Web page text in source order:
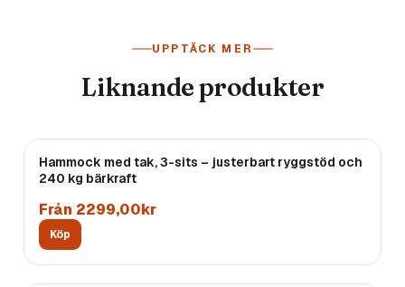
UPPTÄCK MER
Liknande produkter
Hammock med tak, 3-sits – justerbart ryggstöd och
240 kg bärkraft
Från 2299,00kr
Köp